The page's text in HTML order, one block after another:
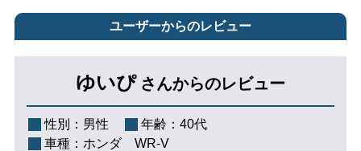
ユーザーからのレビュー
ゆいぴ さんからのレビュー
性別： 男性 年齢： 40代
車種： ホンダ WR-V